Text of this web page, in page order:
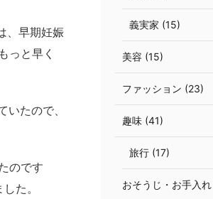
、早期妊娠
っと早く
たので、
のです
た。
義実家 (15)
美容 (15)
ファッション (23)
趣味 (41)
旅行 (17)
おそうじ・お手入